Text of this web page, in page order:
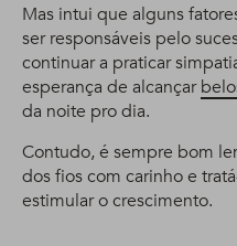
Mas intui que alguns
ser responsáveis pelo
continuar a praticar
esperança de alcançar
da noite pro dia.
Contudo, é sempre bom
dos fios com carinho e
estimular o crescimento.